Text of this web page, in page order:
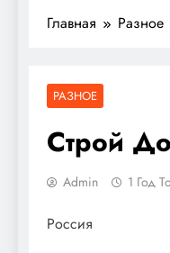
Главная Разное
РАЗНОЕ
Строй
Admin 1 Год
Россия